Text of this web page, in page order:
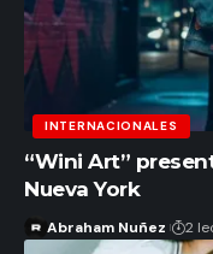
INTERNACIONALES
“Wini Art”
Nueva York
Abraham Nuñez 2